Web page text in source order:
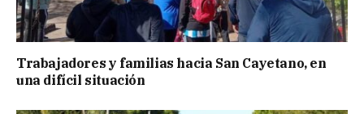
Trabajadores y familias hacia San Cayetano, en
una difícil situación